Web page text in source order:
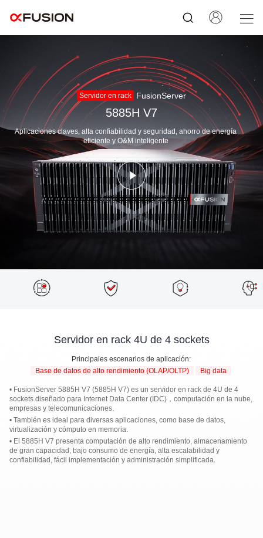
Servidor en rack FusionServer
5885H V7
Aplicaciones claves, alta confiabilidad y seguridad, ahorro de energía
eficiente y O&M inteligente
Servidor en rack 4U de 4 sockets
Principales escenarios de aplicación:
Base de datos de alto rendimiento (OLAP/OLTP)
Big data
• FusionServer 5885H V7 (5885H V7) es un servidor en rack de 4U de 4
sockets diseñado para Internet Data Center (IDC)，computación en la nube,
empresas y telecomunicaciones.
• También es ideal para diversas aplicaciones, como base de datos,
virtualización y cómputo en memoria.
• El 5885H V7 presenta computación de alto rendimiento, almacenamiento
de gran capacidad, bajo consumo de energía, alta escalabilidad y
confiabilidad, fácil implementación y administración simplificada.